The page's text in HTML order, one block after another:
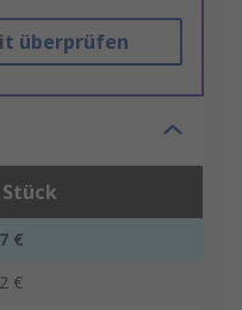
überprüfen
€
€